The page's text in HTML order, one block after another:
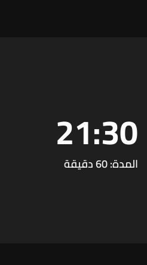
21:30
المدة: 60 دقيقة